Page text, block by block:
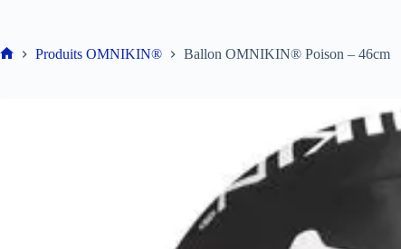
Produits OMNIKIN® Ballon OMNIKIN® Poison – 46cm